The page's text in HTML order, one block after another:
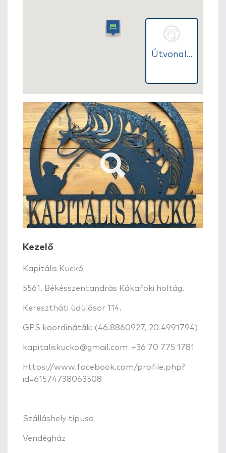
Útvonal...
Kezelő
Kapitális Kuckó
5561. Békésszentandrás Kákafoki holtág.
Keresztháti üdülősor 114.
GPS koordináták: (46.8860927, 20.4991794)
kapitaliskucko@gmail.com +36 70 775 1781
https://www.facebook.com/profile.php?
id=61574738063508
Szálláshely típusa
Vendégház